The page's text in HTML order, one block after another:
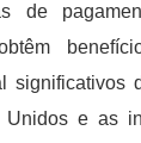
de
significativos
e as